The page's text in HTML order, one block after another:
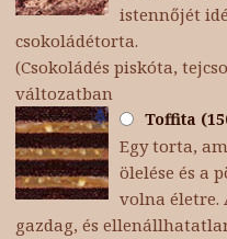
istennőjét
csokoládétorta.
(Csokoládés piskóta,
változatban
Toffita
Egy torta,
ölelése és a
volna életre.
gazdag, és